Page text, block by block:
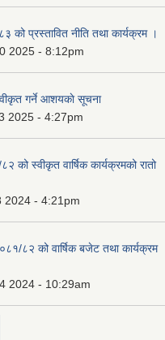
प्रस्तावित नीति तथा कार्यक्रम ।
2025 - 8:12pm
गर्ने आशयकाे सूचना
2025 - 4:27pm
को स्वीकृत वार्षिक कार्यक्रमको रातो
2024 - 4:21pm
८२ को वार्षिक बजेट तथा कार्यक्रम
2024 - 10:29am